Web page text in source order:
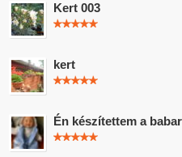
Kert 003
kert
Én készítettem a